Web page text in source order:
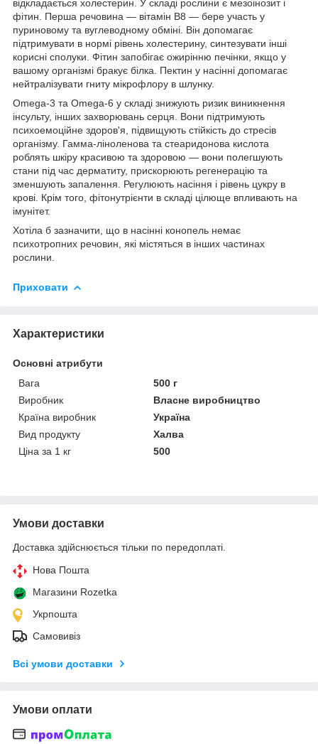
відкладається холестерин. У складі рослини є мезоінозит і
фітин. Перша речовина — вітамін В8 — бере участь у
пуриновому та вуглеводному обміні. Він допомагає
підтримувати в нормі рівень холестерину, синтезувати інші
корисні сполуки. Фітин запобігає ожирінню печінки, якщо у
вашому організмі бракує білка. Пектин у насінні допомагає
нейтралізувати гниту мікрофлору в шлунку.
Omega-3 та Omega-6 у складі знижують ризик виникнення
інсульту, інших захворювань серця. Вони підтримують
психоемоційне здоров'я, підвищують стійкість до стресів
організму. Гамма-ліноленова та стеаридонова кислота
роблять шкіру красивою та здоровою — вони полегшують
стани під час дерматиту, прискорюють регенерацію та
зменшують запалення. Регулюють насіння і рівень цукру в
крові. Крім того, фітонутрієнти в складі цілюще впливають на
імунітет.
Хотіла б зазначити, що в насінні конопель немає
психотропних речовин, які містяться в інших частинах
рослини.
Приховати
Характеристики
Основні атрибути
Вага
500 г
Виробник
Власне виробництво
Країна виробник
Україна
Вид продукту
Халва
Ціна за 1 кг
500
Умови доставки
Доставка здійснюється тільки по передоплаті.
Нова Пошта
Магазини Rozetka
Укрпошта
Самовивіз
Всі умови доставки
Умови оплати